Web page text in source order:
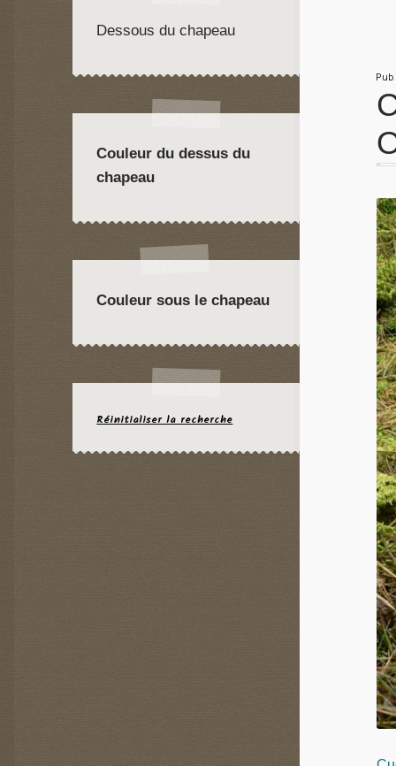
Dessous du chapeau
Couleur du dessus du
chapeau
Couleur sous le chapeau
Réinitialiser la recherche